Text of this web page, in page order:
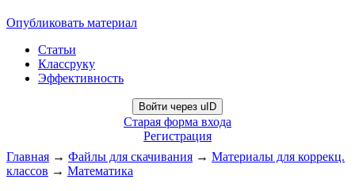
Опубликовать материал
Статьи
Классруку
Эффективность
Войти через uID
Старая форма входа
Регистрация
Главная → Файлы для скачивания → Материалы для коррекц.
классов → Математика